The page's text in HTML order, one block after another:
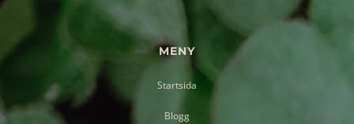
MENY
Startsida
Blogg